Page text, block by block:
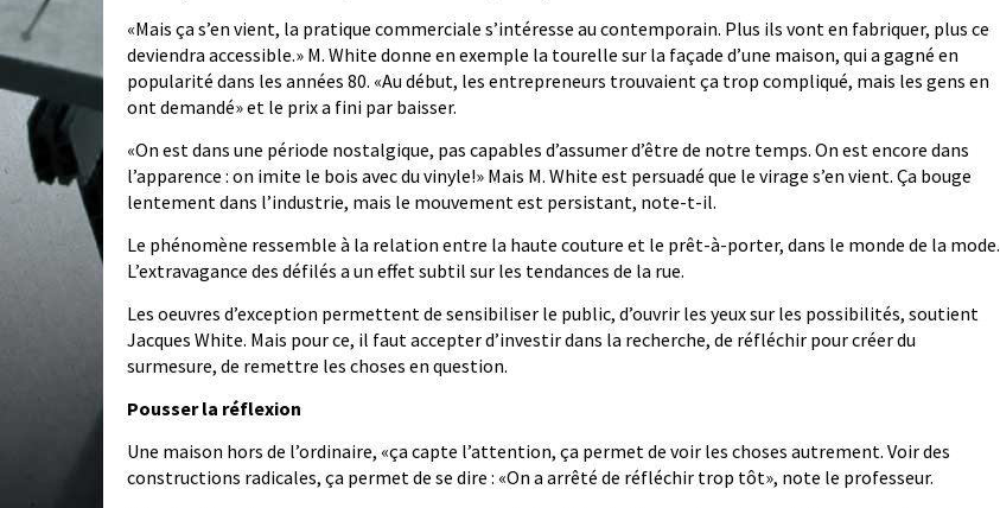
«Mais ça s’en vient, la pratique commerciale s’intéresse au contemporain. Plus ils vont en fabriquer, plus ce
deviendra accessible.» M. White donne en exemple la tourelle sur la façade d’une maison, qui a gagné en
popularité dans les années 80. «Au début, les entrepreneurs trouvaient ça trop compliqué, mais les gens en
ont demandé» et le prix a fini par baisser.
«On est dans une période nostalgique, pas capables d’assumer d’être de notre temps. On est encore dans
l’apparence : on imite le bois avec du vinyle!» Mais M. White est persuadé que le virage s’en vient. Ça bouge
lentement dans l’industrie, mais le mouvement est persistant, note-t-il.
Le phénomène ressemble à la relation entre la haute couture et le prêt-à-porter, dans le monde de la mode.
L’extravagance des défilés a un effet subtil sur les tendances de la rue.
Les oeuvres d’exception permettent de sensibiliser le public, d’ouvrir les yeux sur les possibilités, soutient
Jacques White. Mais pour ce, il faut accepter d’investir dans la recherche, de réfléchir pour créer du
surmesure, de remettre les choses en question.
Pousser la réflexion
Une maison hors de l’ordinaire, «ça capte l’attention, ça permet de voir les choses autrement. Voir des
constructions radicales, ça permet de se dire : «On a arrêté de réfléchir trop tôt», note le professeur.